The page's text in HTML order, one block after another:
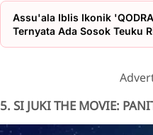
Assu'ala Iblis Ikonik
Ternyata Ada Sosok Teuku
5. SI JUKI THE MOVIE: